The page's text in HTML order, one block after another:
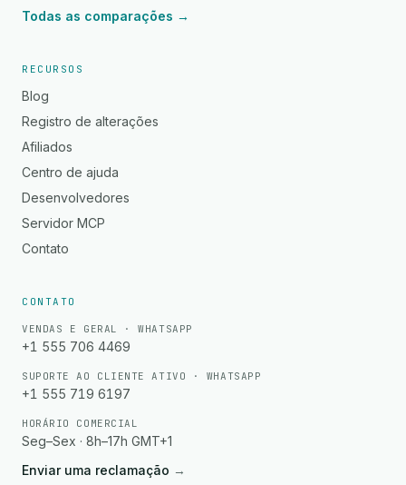
Todas as comparações →
RECURSOS
Blog
Registro de alterações
Afiliados
Centro de ajuda
Desenvolvedores
Servidor MCP
Contato
CONTATO
VENDAS E GERAL · WHATSAPP
+1 555 706 4469
SUPORTE AO CLIENTE ATIVO · WHATSAPP
+1 555 719 6197
HORÁRIO COMERCIAL
Seg–Sex · 8h–17h GMT+1
Enviar uma reclamação →